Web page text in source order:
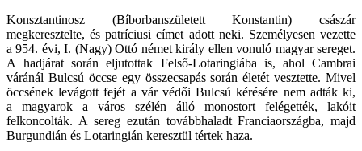
Konsztantinosz (Bíborbanszületett Konstantin) császár
megkeresztelte, és patríciusi címet adott neki. Személyesen vezette
a 954. évi, I. (Nagy) Ottó német király ellen vonuló magyar sereget.
A hadjárat során eljutottak Felső-Lotaringiába is, ahol Cambrai
váránál Bulcsú öccse egy összecsapás során életét vesztette. Mivel
öccsének levágott fejét a vár védői Bulcsú kérésére nem adták ki,
a magyarok a város szélén álló monostort felégették, lakóit
felkoncolták. A sereg ezután továbbhaladt Franciaországba, majd
Burgundián és Lotaringián keresztül tértek haza.